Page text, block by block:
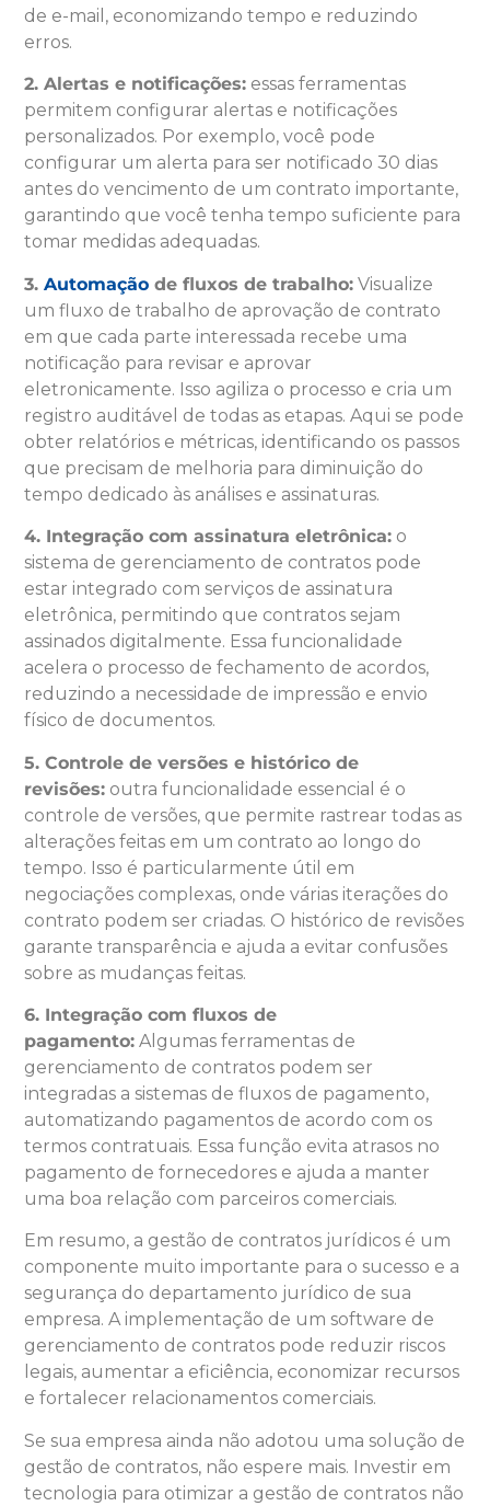
de e-mail, economizando tempo e reduzindo
erros.
2. Alertas e notificações: essas ferramentas
permitem configurar alertas e notificações
personalizados. Por exemplo, você pode
configurar um alerta para ser notificado 30 dias
antes do vencimento de um contrato importante,
garantindo que você tenha tempo suficiente para
tomar medidas adequadas.
3.Automação de fluxos de trabalho: Visualize
um fluxo de trabalho de aprovação de contrato
em que cada parte interessada recebe uma
notificação para revisar e aprovar
eletronicamente. Isso agiliza o processo e cria um
registro auditável de todas as etapas. Aqui se pode
obter relatórios e métricas, identificando os passos
que precisam de melhoria para diminuição do
tempo dedicado às análises e assinaturas.
4. Integração com assinatura eletrônica: o
sistema de gerenciamento de contratos pode
estar integrado com serviços de assinatura
eletrônica, permitindo que contratos sejam
assinados digitalmente. Essa funcionalidade
acelera o processo de fechamento de acordos,
reduzindo a necessidade de impressão e envio
físico de documentos.
5. Controle de versões e histórico de
revisões: outra funcionalidade essencial é o
controle de versões, que permite rastrear todas as
alterações feitas em um contrato ao longo do
tempo. Isso é particularmente útil em
negociações complexas, onde várias iterações do
contrato podem ser criadas. O histórico de revisões
garante transparência e ajuda a evitar confusões
sobre as mudanças feitas.
6. Integração com fluxos de
pagamento: Algumas ferramentas de
gerenciamento de contratos podem ser
integradas a sistemas de fluxos de pagamento,
automatizando pagamentos de acordo com os
termos contratuais. Essa função evita atrasos no
pagamento de fornecedores e ajuda a manter
uma boa relação com parceiros comerciais.
Em resumo, a gestão de contratos jurídicos é um
componente muito importante para o sucesso e a
segurança do departamento jurídico de sua
empresa. A implementação de um software de
gerenciamento de contratos pode reduzir riscos
legais, aumentar a eficiência, economizar recursos
e fortalecer relacionamentos comerciais.
Se sua empresa ainda não adotou uma solução de
gestão de contratos, não espere mais. Investir em
tecnologia para otimizar a gestão de contratos não